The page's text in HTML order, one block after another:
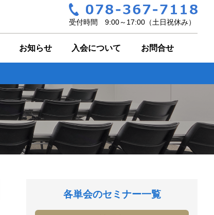
受付時間 9:00～17:00（土日祝休み）
お知らせ 入会について お問合せ
各単会のセミナー一覧